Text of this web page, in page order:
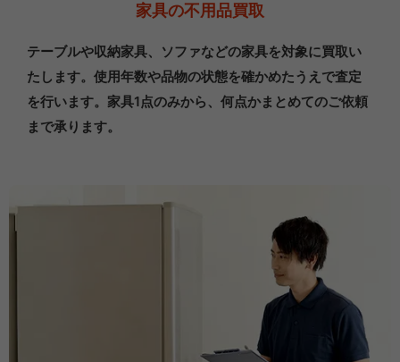
家具の不用品買取
テーブルや収納家具、ソファなどの家具を対象に買取い
たします。使用年数や品物の状態を確かめたうえで査定
を行います。家具1点のみから、何点かまとめてのご依頼
まで承ります。